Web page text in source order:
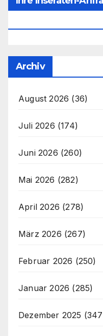
Archiv
August 2026 (36)
Juli 2026 (174)
Juni 2026 (260)
Mai 2026 (282)
April 2026 (278)
März 2026 (267)
Februar 2026 (250)
Januar 2026 (285)
Dezember 2025